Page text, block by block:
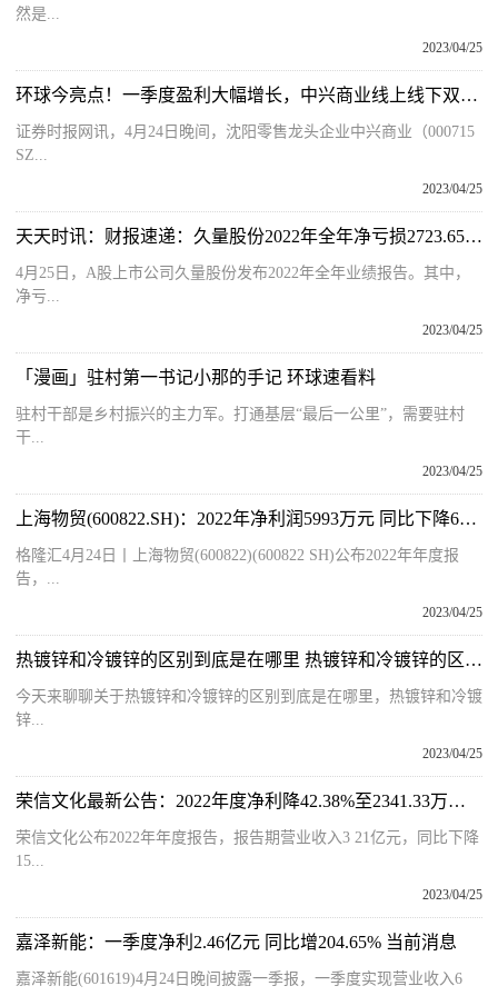
然是...
2023/04/25
环球今亮点！一季度盈利大幅增长，中兴商业线上线下双轮驱动带动业绩新增量
证券时报网讯，4月24日晚间，沈阳零售龙头企业中兴商业（000715
SZ...
2023/04/25
天天时讯：财报速递：久量股份2022年全年净亏损2723.65万元，总体财务状况不佳
4月25日，A股上市公司久量股份发布2022年全年业绩报告。其中，
净亏...
2023/04/25
「漫画」驻村第一书记小那的手记 环球速看料
驻村干部是乡村振兴的主力军。打通基层“最后一公里”，需要驻村
干...
2023/04/25
上海物贸(600822.SH)：2022年净利润5993万元 同比下降60.09% 世界视讯
格隆汇4月24日丨上海物贸(600822)(600822 SH)公布2022年年度报
告，...
2023/04/25
热镀锌和冷镀锌的区别到底是在哪里 热镀锌和冷镀锌的区别 百事通
今天来聊聊关于热镀锌和冷镀锌的区别到底是在哪里，热镀锌和冷镀
锌...
2023/04/25
荣信文化最新公告：2022年度净利降42.38%至2341.33万元 拟10派1.6元
荣信文化公布2022年年度报告，报告期营业收入3 21亿元，同比下降
15...
2023/04/25
嘉泽新能：一季度净利2.46亿元 同比增204.65% 当前消息
嘉泽新能(601619)4月24日晚间披露一季报，一季度实现营业收入6